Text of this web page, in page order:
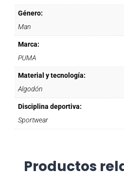
Género:
Man
Marca:
PUMA
Material y tecnología:
Algodón
Disciplina deportiva:
Sportwear
Productos